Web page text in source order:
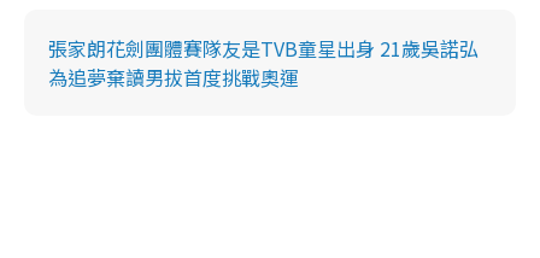
張家朗花劍團體賽隊友是TVB童星出身 21歲吳諾弘
為追夢棄讀男拔首度挑戰奧運